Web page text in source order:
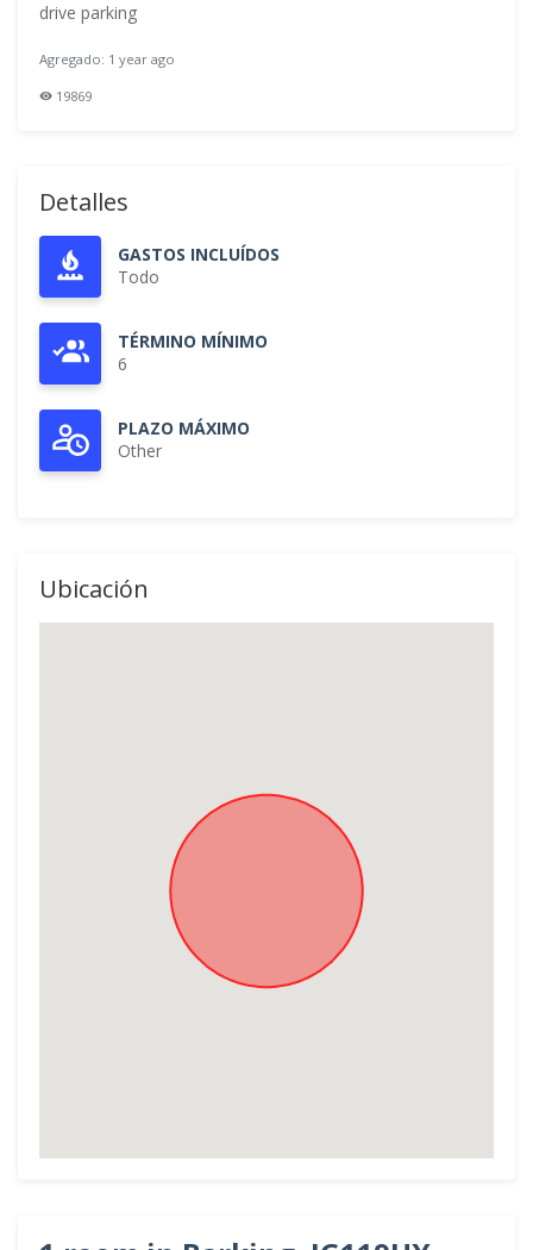
drive parking
Agregado: 1 year ago
19869
Detalles
GASTOS INCLUÍDOS
Todo
TÉRMINO MÍNIMO
6
PLAZO MÁXIMO
Other
Ubicación